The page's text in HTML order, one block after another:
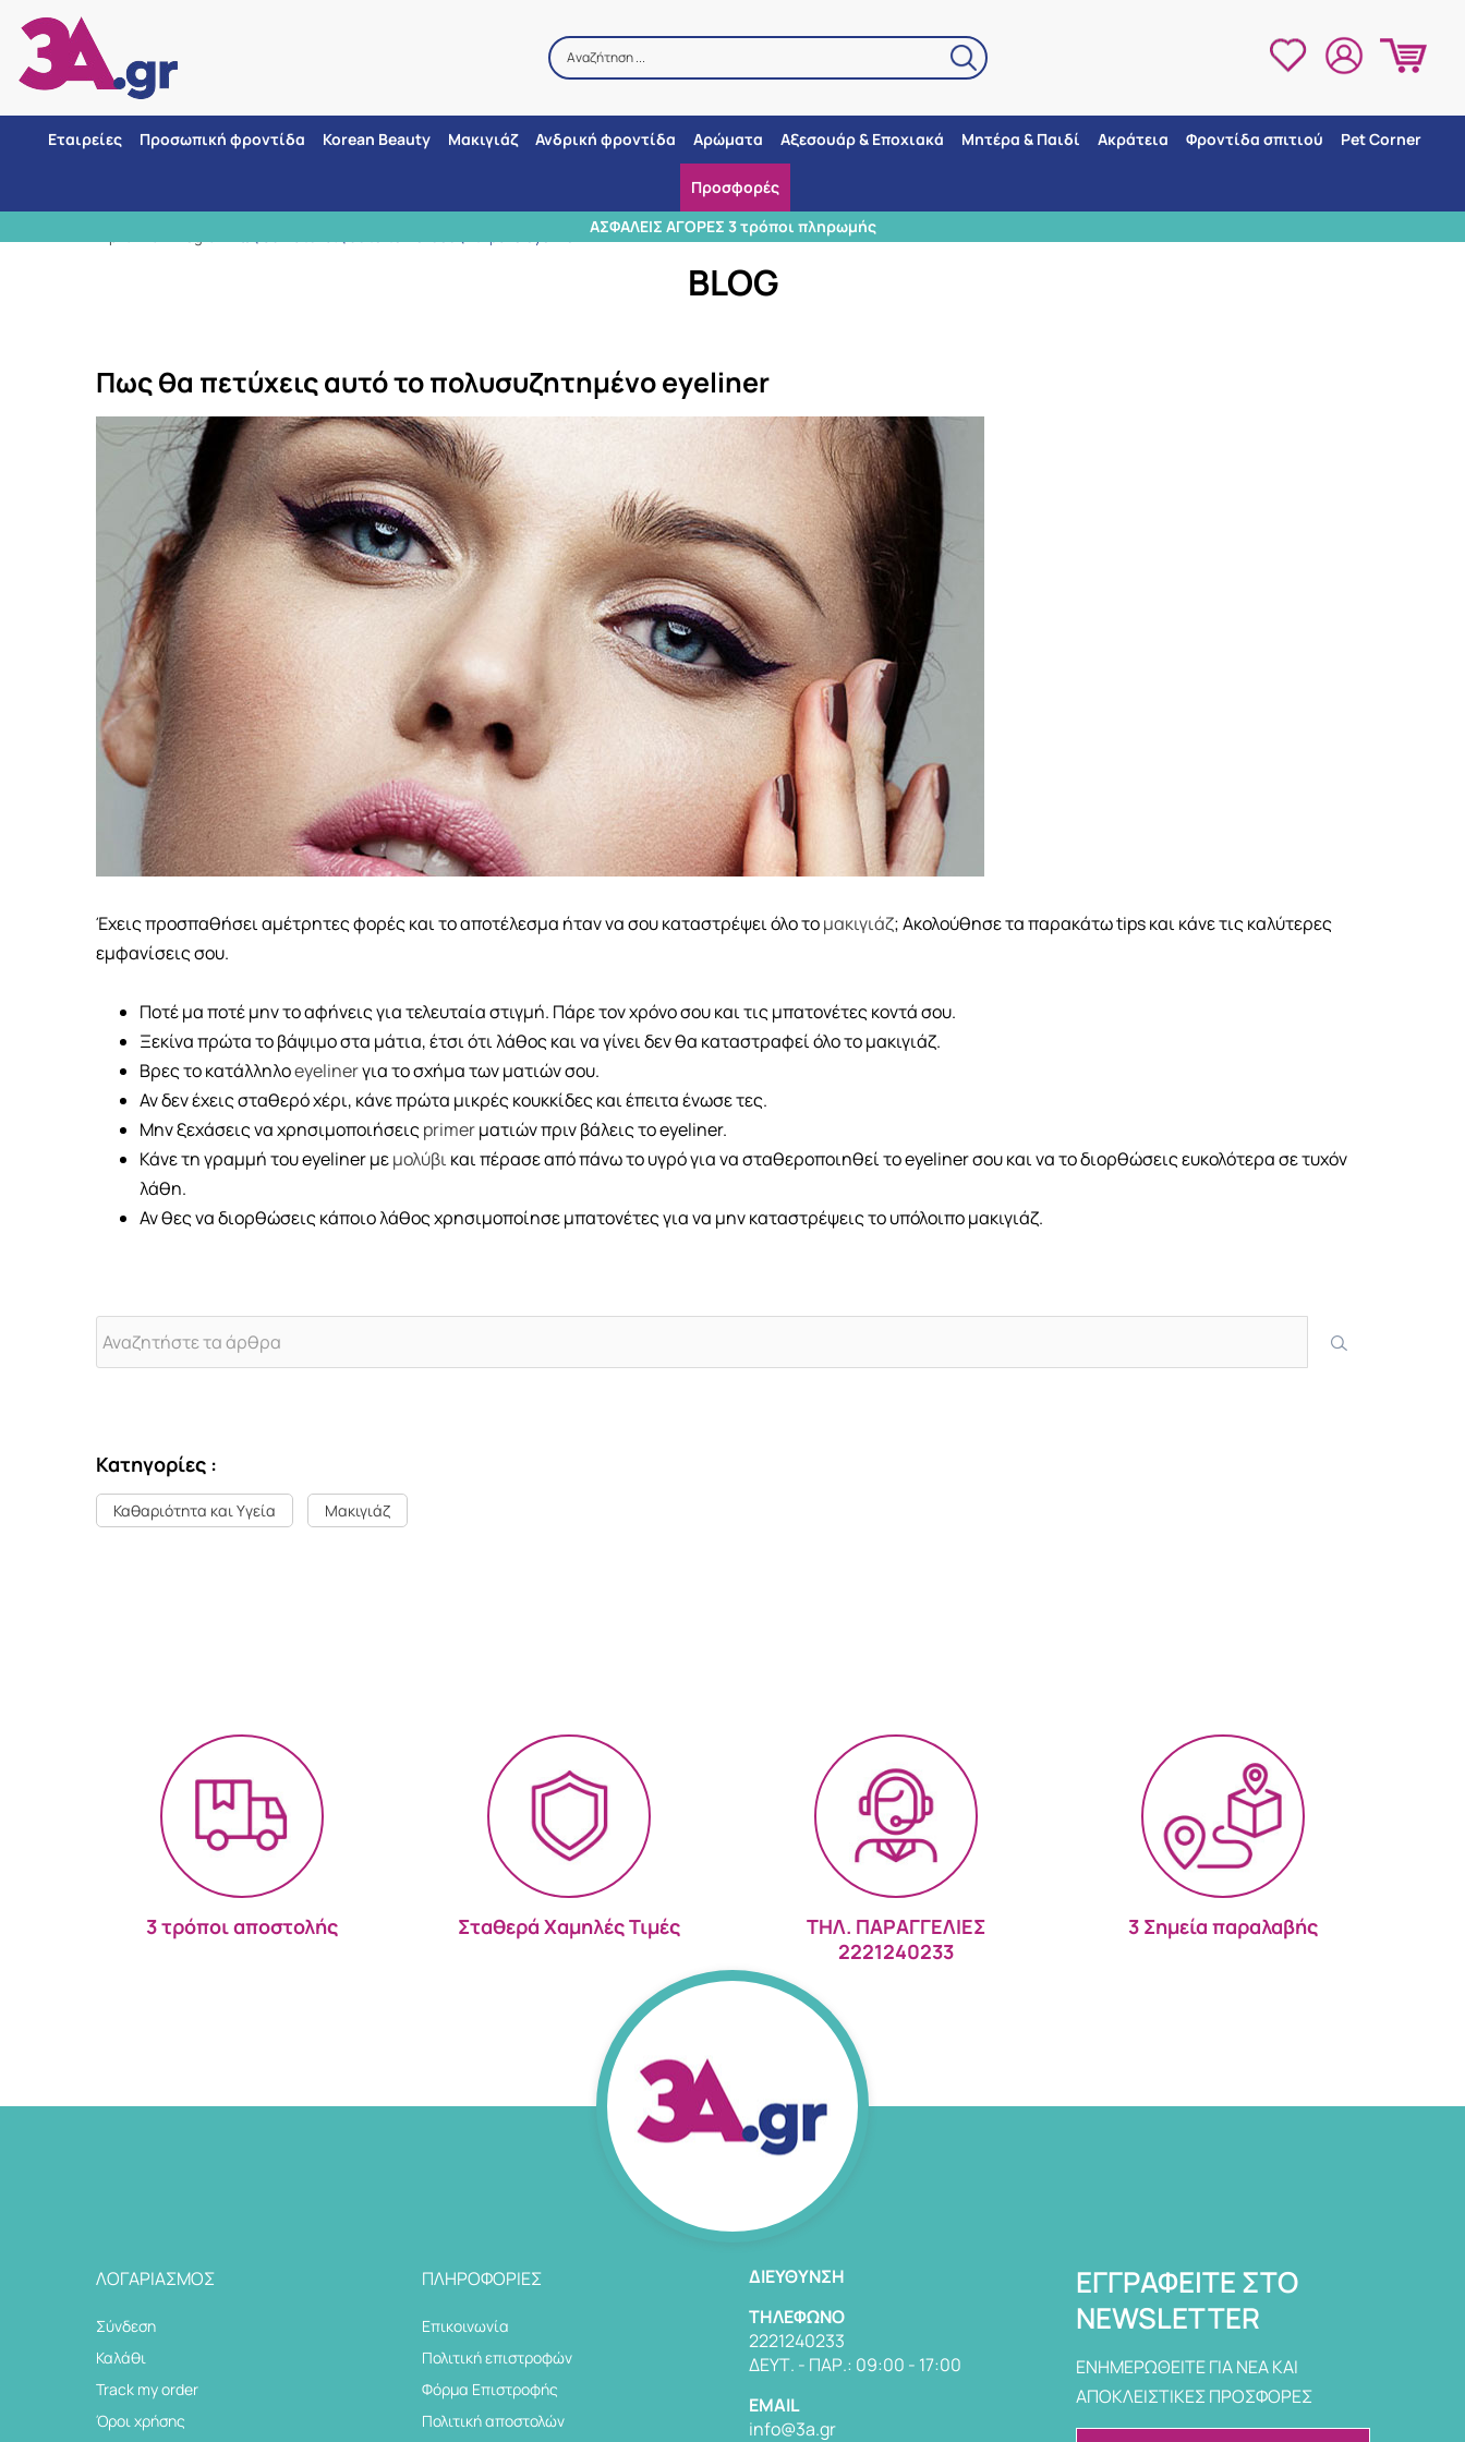
Αναζήτηση ...
Εταιρείες Προσωπική φροντίδα Korean Beauty Μακιγιάζ Ανδρική φροντίδα Αρώματα Αξεσουάρ & Εποχιακά Μητέρα & Παιδί Ακράτεια Φροντίδα σπιτιού Pet Corner
Προσφορές
BLOG
Πως θα πετύχεις αυτό το πολυσυζητημένο eyeliner
Έχεις προσπαθήσει αμέτρητες φορές και το αποτέλεσμα ήταν να σου καταστρέψει όλο τομακιγιάζ; Ακολούθησε τα παρακάτω tips και κάνε τις καλύτερες
εμφανίσεις σου.
Ποτέ μα ποτέ μην το αφήνεις για τελευταία στιγμή. Πάρε τον χρόνο σου και τις μπατονέτες κοντά σου.
Ξεκίνα πρώτα το βάψιμο στα μάτια, έτσι ότι λάθος και να γίνει δεν θα καταστραφεί όλο το μακιγιάζ.
Βρες το κατάλληλοeyelinerγια το σχήμα των ματιών σου.
Αν δεν έχεις σταθερό χέρι, κάνε πρώτα μικρές κουκκίδες και έπειτα ένωσε τες.
Μην ξεχάσεις να χρησιμοποιήσειςprimerματιών πριν βάλεις το eyeliner.
Κάνε τη γραμμή του eyeliner μεμολύβι και πέρασε από πάνω το υγρό για να σταθεροποιηθεί το eyeliner σου και να το διορθώσεις ευκολότερα σε τυχόν
λάθη.
Αν θες να διορθώσεις κάποιο λάθος χρησιμοποίησε μπατονέτες για να μην καταστρέψεις το υπόλοιπο μακιγιάζ.
Κατηγορίες :
Καθαριότητα και Υγεία Μακιγιάζ
3 τρόποι αποστολής Σταθερά Χαμηλές Τιμές
ΤΗΛ. ΠΑΡΑΓΓΕΛΙΕΣ
2221240233
3 Σημεία παραλαβής
ΛΟΓΑΡΙΑΣΜΌΣ
Σύνδεση
Καλάθι
Track my order
Όροι χρήσης
ΠΛΗΡΟΦΟΡΊΕΣ
Επικοινωνία
Πολιτική επιστροφών
Φόρμα Επιστροφής
Πολιτική αποστολών
ΔΙΕΎΘΥΝΣΗ
TΗΛΈΦΩΝΟ
2221240233
ΔΕΥΤ. - ΠΑΡ.: 09:00 - 17:00
EMAIL
info@3a.gr
ΕΓΓΡΑΦΕΊΤΕ ΣΤΟ
NEWSLETTER
ΕΝΗΜΕΡΩΘΕΙΤΕ ΓΙΑ ΝΕΑ ΚΑΙ
ΑΠΟΚΛΕΙΣΤΙΚΕΣ ΠΡΟΣΦΟΡΕΣ